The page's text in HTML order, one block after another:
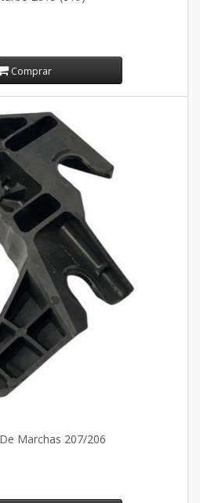
Comprar
Marchas 207/206